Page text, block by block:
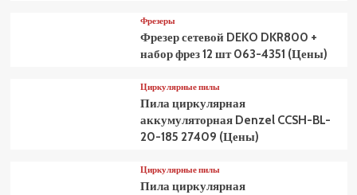
Фрезеры
Фрезер сетевой DEKO DKR800 +
набор фрез 12 шт 063-4351 (Цены)
Циркулярные пилы
Пила циркулярная
аккумуляторная Denzel CCSH-BL-
20-185 27409 (Цены)
Циркулярные пилы
Пила циркулярная